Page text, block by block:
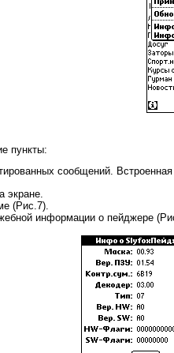
пункты:
сообщений.
экране.
(Рис.7).
информации о пейджере